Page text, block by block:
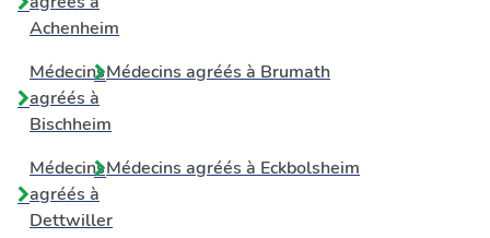
Achenheim
Médecins
agréés à
Bischheim
Médecins agréés à Brumath
Médecins
agréés à
Dettwiller
Médecins agréés à Eckbolsheim